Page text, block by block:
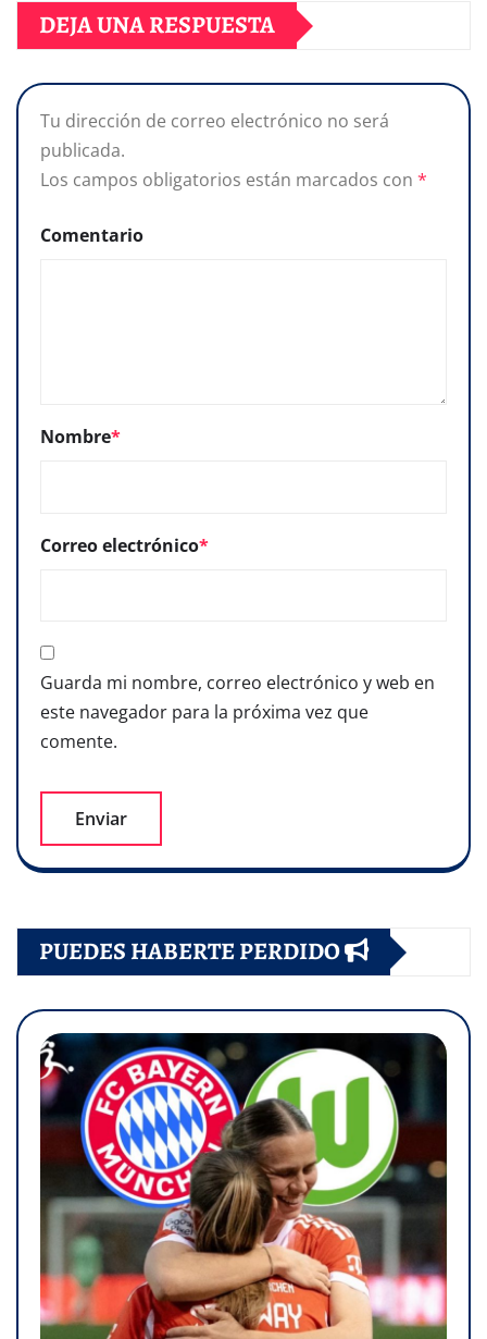
DEJA UNA RESPUESTA
Tu dirección de correo electrónico no será
publicada.
Los campos obligatorios están marcados con *
Comentario
Nombre*
Correo electrónico*
Guarda mi nombre, correo electrónico y web en
este navegador para la próxima vez que
comente.
PUEDES HABERTE PERDIDO